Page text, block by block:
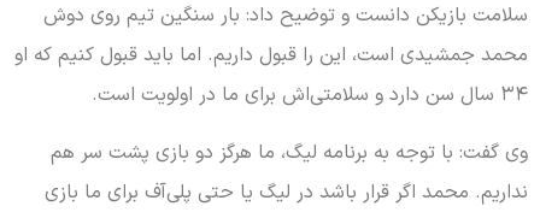
سلامت بازیکن دانست و توضیح داد: بار سنگین تیم روی دوش
محمد جمشیدی است، این را قبول داریم. اما باید قبول کنیم که او
۳۴ سال سن دارد و سلامتی‌اش برای ما در اولویت است.
وی گفت: با توجه به برنامه لیگ، ما هرگز دو بازی پشت سر هم
نداریم. محمد اگر قرار باشد در لیگ یا حتی پلی‌آف برای ما بازی